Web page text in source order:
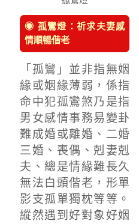
◉ 孤鸞燈：祈求夫妻感
情順暢偕老
「孤鸞」並非指無姻
緣或姻緣薄弱，係指
命中犯孤鸞煞乃是指
男女感情事務易變卦
難成婚或離婚、二婚
三婚、喪偶、剋妻剋
夫、總是情緣難長久
無法白頭偕老，形單
影支孤單獨枕等等。
縱然遇到好對象好姻